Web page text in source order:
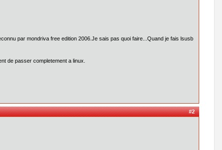
par mondriva free edition 2006.Je sais pas quoi faire...Quand je fais lsusb
de passer completement a linux.
#2